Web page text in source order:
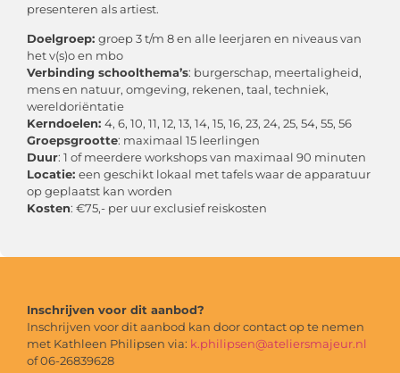
presenteren als artiest.
Doelgroep: groep 3 t/m 8 en alle leerjaren en niveaus van
het v(s)o en mbo
Verbinding schoolthema’s: burgerschap, meertaligheid,
mens en natuur, omgeving, rekenen, taal, techniek,
wereldoriëntatie
Kerndoelen: 4, 6, 10, 11, 12, 13, 14, 15, 16, 23, 24, 25, 54, 55, 56
Groepsgrootte: maximaal 15 leerlingen
Duur: 1 of meerdere workshops van maximaal 90 minuten
Locatie: een geschikt lokaal met tafels waar de apparatuur
op geplaatst kan worden
Kosten: €75,- per uur exclusief reiskosten
Inschrijven voor dit aanbod?
Inschrijven voor dit aanbod kan door contact op te nemen
met Kathleen Philipsen via: k.philipsen@ateliersmajeur.nl
of 06-26839628